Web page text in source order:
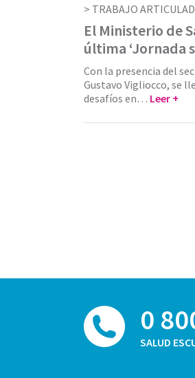
TRABAJO
El Ministerio de
última ‘Jornada
Con la presencia del
Gustavo Vigliocco, se
desafíos en… Leer +
0
SALUD